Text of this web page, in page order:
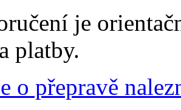
je
platby.
o přepravě